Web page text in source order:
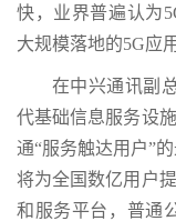
快，业界普遍认为
大规模落地的5G应用
在中兴通讯副
代基础信息服务设
通“服务触达用户”
将为全国数亿用户
和服务平台，普通